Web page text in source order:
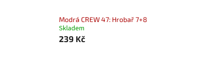
Modrá CREW 47: Hrobař 7+8
Skladem
239 Kč